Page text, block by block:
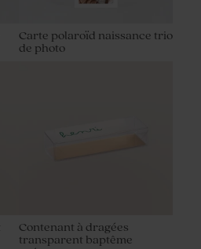
Carte polaroïd naissance trio
de photo
Contenant à dragées
transparent baptême